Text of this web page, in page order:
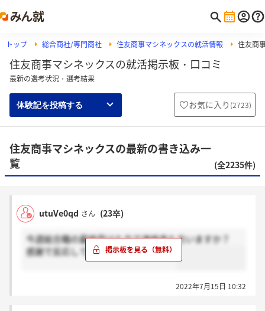
トップ 総合商社/専門商社 住友商事マシネックスの就活情報 住友商
住友商事マシネックスの就活掲示板・口コミ
最新の選考状況・選考結果
体験記を投稿する お気に入り (2723)
住友商事マシネックスの最新の書き込み一
覧
(全2235件)
utuVe0qd さん (23卒)
今週総合職の最終受けた方で連絡来た方いますか？
感謝で反応して貰えると嬉しいです！
2022年7月15日 10:32